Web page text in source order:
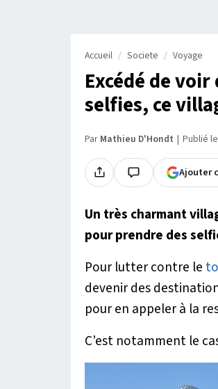
Accueil Societe Voyage
Excédé de
selfies, ce
Par Mathieu D'Hondt Publié
Ajouter
Un très charmant
pour prendre des
Pour lutter contre le
devenir des
pour en appeler à la
C’est notamment le